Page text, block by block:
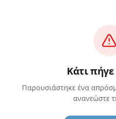
Κάτι
Παρουσιάστηκε ένα
ανανεώστε